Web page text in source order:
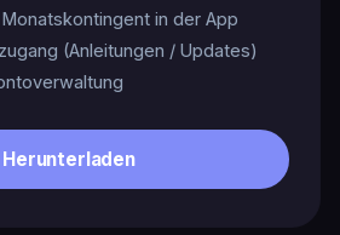
in der App
(Anleitungen / Updates)
Herunterladen